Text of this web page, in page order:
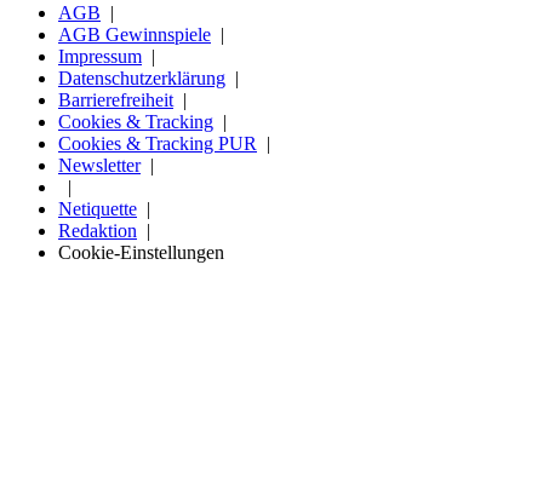
AGB
AGB Gewinnspiele
Impressum
Datenschutzerklärung
Barrierefreiheit
Cookies & Tracking
Cookies & Tracking PUR
Newsletter
Netiquette
Redaktion
Cookie-Einstellungen